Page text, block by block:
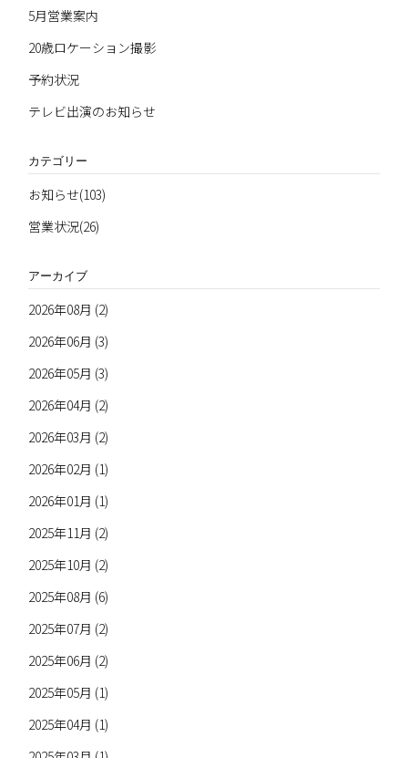
5月営業案内
20歳ロケーション撮影
予約状況
テレビ出演のお知らせ
カテゴリー
お知らせ(103)
営業状況(26)
アーカイブ
2026年08月 (2)
2026年06月 (3)
2026年05月 (3)
2026年04月 (2)
2026年03月 (2)
2026年02月 (1)
2026年01月 (1)
2025年11月 (2)
2025年10月 (2)
2025年08月 (6)
2025年07月 (2)
2025年06月 (2)
2025年05月 (1)
2025年04月 (1)